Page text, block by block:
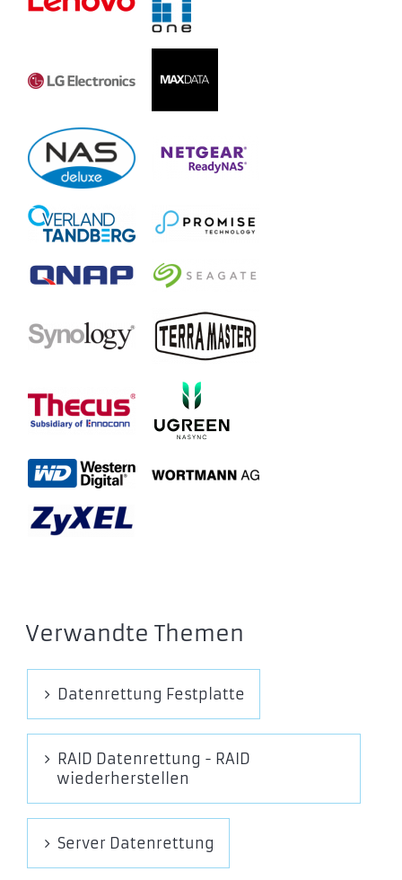
Verwandte Themen
Datenrettung Festplatte
RAID Datenrettung - RAID
wiederherstellen
Server Datenrettung